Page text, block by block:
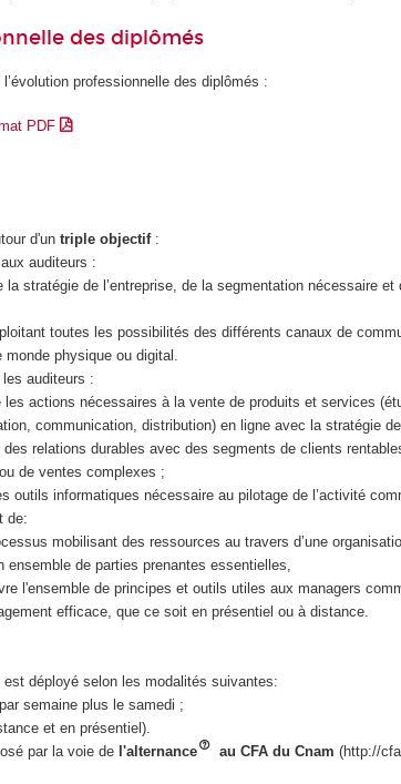
des diplômés
professionnelle des diplômés :
PDF
d'untriple objectif:
auditeurs :
la stratégie de l’entreprise, de la segmentation nécessaire et
toutes les possibilités des différents canaux de
physique ou digital.
auditeurs :
actions nécessaires à la vente de produits et services
communication, distribution) en ligne avec la stratégie
relations durables avec des segments de clients
de ventes complexes ;
outils informatiques nécessaire au pilotage de l’activité
de:
mobilisant des ressources au travers d’une
de parties prenantes essentielles,
l'ensemble de principes et outils utiles aux managers
efficace, que ce soit en présentiel ou à distance.
est déployé selon les modalités suivantes:
semaine plus le samedi ;
et en présentiel).
par la voie de l'alternance au CFA du Cnam(http://